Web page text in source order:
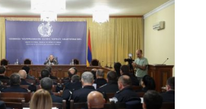
o
o
k
s
A
p
p
a
m